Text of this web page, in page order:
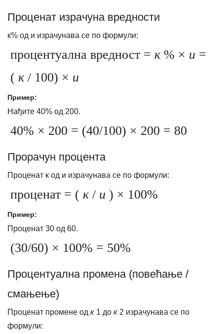
Проценат израчуна вредности
к% од и израчунава се по формули:
процентуална вредност = к% × и =
( к/ 100) × и
Пример:
Нађите 40% од 200.
40% × 200 = (40/100) × 200 = 80
Прорачун процента
Проценат к од и израчунава се по формули:
проценат = ( к/ и ) × 100%
Пример:
Проценат 30 од 60.
(30/60) × 100% = 50%
Процентуална промена (повећање /
смањење)
Проценат промене од к 1 до к 2 израчунава се по
формули: